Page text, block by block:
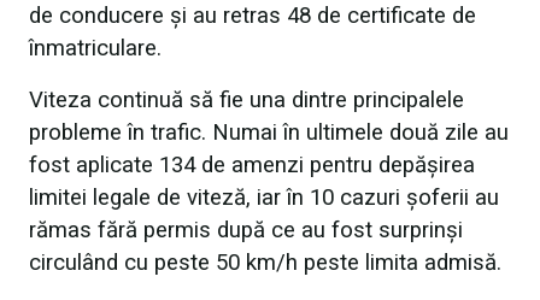
de conducere și au retras 48 de certificate de
înmatriculare.
Viteza continuă să fie una dintre principalele
probleme în trafic. Numai în ultimele două zile au
fost aplicate 134 de amenzi pentru depășirea
limitei legale de viteză, iar în 10 cazuri șoferii au
rămas fără permis după ce au fost surprinși
circulând cu peste 50 km/h peste limita admisă.